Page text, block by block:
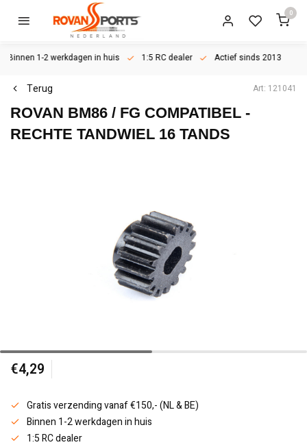
0
Binnen 1-2 werkdagen in huis 1:5 RC dealer Actief sinds 2013
Terug Art: 121041
ROVAN BM86 / FG COMPATIBEL -
RECHTE TANDWIEL 16 TANDS
€4,29
Gratis verzending vanaf €150,- (NL & BE)
Binnen 1-2 werkdagen in huis
1:5 RC dealer